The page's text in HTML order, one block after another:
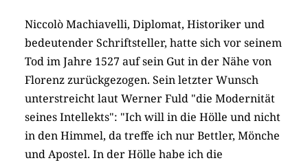
Niccolò Machiavelli, Diplomat, Historiker und
bedeutender Schriftsteller, hatte sich vor seinem
Tod im Jahre 1527 auf sein Gut in der Nähe von
Florenz zurückgezogen. Sein letzter Wunsch
unterstreicht laut Werner Fuld "die Modernität
seines Intellekts": "Ich will in die Hölle und nicht
in den Himmel, da treffe ich nur Bettler, Mönche
und Apostel. In der Hölle habe ich die